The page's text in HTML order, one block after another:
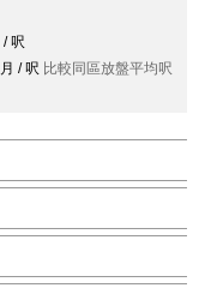
呎
/ 呎 比較同區放盤平均呎